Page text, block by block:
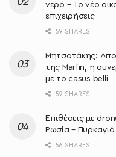
νερό – Το νέο
επιχειρήσεις
59 SHARES
Μητσοτάκης:
της Marfin, η
με το casus belli
59 SHARES
Επιθέσεις με
Ρωσία – Πυρκαγιά
56 SHARES